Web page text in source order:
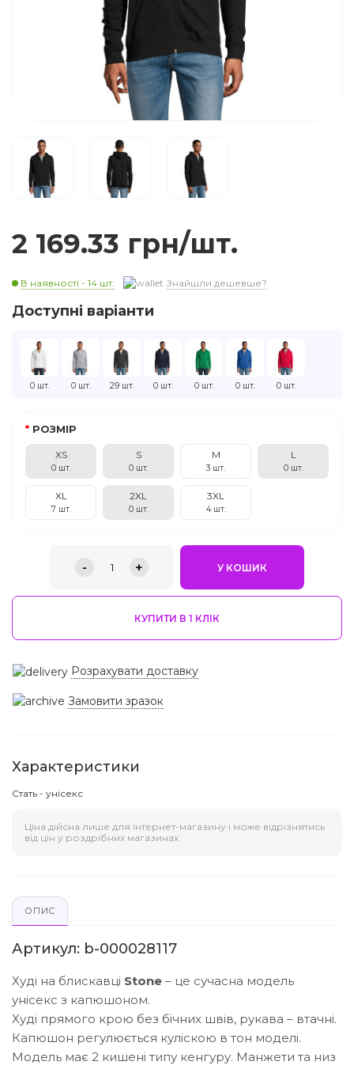
2 169.33 грн/шт.
В наявності - 14 шт. Знайшли дешевше?
Доступні варіанти
0 шт. 0 шт. 29 шт. 0 шт. 0 шт. 0 шт. 0 шт.
РОЗМІР
XS
0 шт.
S
0 шт.
M
3 шт.
L
0 шт.
XL
7 шт.
2XL
0 шт.
3XL
4 шт.
- 1 + У КОШИК
КУПИТИ В 1 КЛIК
Розрахувати доставку
Замовити зразок
Характеристики
Стать - унісекс
Ціна дійсна лише для інтернет-магазину і може відрізнятись
від цін у роздрібних магазинах.
ОПИС
Артикул: b-000028117
Худі на блискавці Stone – це сучасна модель
унісекс з капюшоном.
Худі прямого крою без бічних швів, рукава – втачні.
Капюшон регулюється куліскою в тон моделі.
Модель має 2 кишені типу кенгуру. Манжети та низ